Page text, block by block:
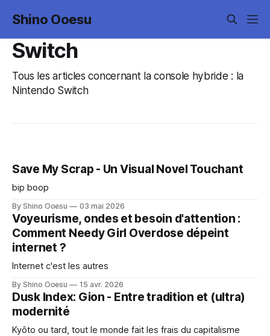
Shino Ooesu
Switch
Tous les articles concernant la console hybride : la
Nintendo Switch
Save My Scrap - Un Visual Novel Touchant
bip boop
By Shino Ooesu 03 mai 2026
Voyeurisme, ondes et besoin d'attention :
Comment Needy Girl Overdose dépeint
internet ?
Internet c'est les autres
By Shino Ooesu 15 avr. 2026
Dusk Index: Gion - Entre tradition et (ultra)
modernité
Kyôto ou tard, tout le monde fait les frais du capitalisme